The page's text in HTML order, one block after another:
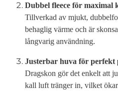
Dubbel fleece för maximal
Tillverkad av mjukt,
behaglig värme och är
långvarig användning.
Justerbar huva för perfekt
Dragskon gör det enkelt att
kall luft tränger in, vilket